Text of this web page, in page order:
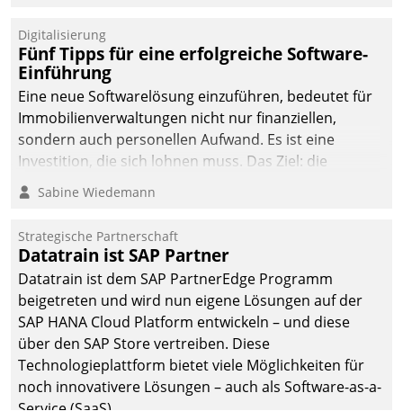
Digitalisierung
Fünf Tipps für eine erfolgreiche Software-
Einführung
Eine neue Softwarelösung einzuführen, bedeutet für
Immobilienverwaltungen nicht nur finanziellen,
sondern auch personellen Aufwand. Es ist eine
Investition, die sich lohnen muss. Das Ziel: die
nachhaltige Optimierung der Geschäftsabläufe. Damit
dieses Ziel erreicht wird, sollten einige Grundregeln
Sabine Wiedemann
Strategische Partnerschaft
Datatrain ist SAP Partner
Datatrain ist dem SAP PartnerEdge Programm
beigetreten und wird nun eigene Lösungen auf der
SAP HANA Cloud Platform entwickeln – und diese
über den SAP Store vertreiben. Diese
Technologieplattform bietet viele Möglichkeiten für
noch innovativere Lösungen – auch als Software-as-a-
Service (SaaS).